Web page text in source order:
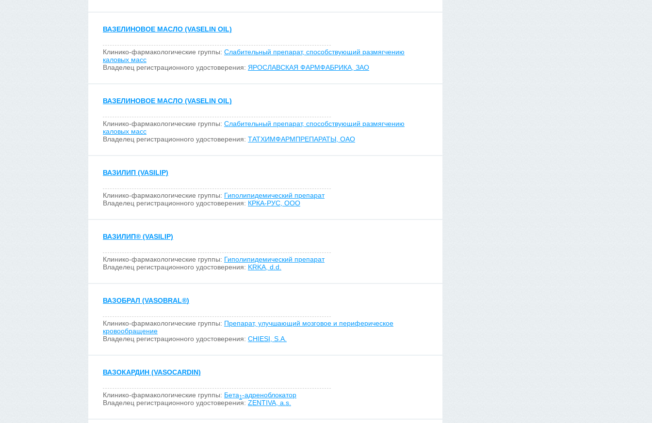
ВАЗЕЛИНОВОЕ МАСЛО (VASELIN OIL)
Клинико-фармакологические группы: Слабительный препарат, способствующий размягчению
каловых масс
Владелец регистрационного удостоверения: ЯРОСЛАВСКАЯ ФАРМФАБРИКА, ЗАО
ВАЗЕЛИНОВОЕ МАСЛО (VASELIN OIL)
Клинико-фармакологические группы: Слабительный препарат, способствующий размягчению
каловых масс
Владелец регистрационного удостоверения: ТАТХИМФАРМПРЕПАРАТЫ, ОАО
ВАЗИЛИП (VASILIP)
Клинико-фармакологические группы: Гиполипидемический препарат
Владелец регистрационного удостоверения: КРКА-РУС, ООО
ВАЗИЛИП® (VASILIP)
Клинико-фармакологические группы: Гиполипидемический препарат
Владелец регистрационного удостоверения: KRKA, d.d.
ВАЗОБРАЛ (VASOBRAL®)
Клинико-фармакологические группы: Препарат, улучшающий мозговое и периферическое
кровообращение
Владелец регистрационного удостоверения: CHIESI, S.A.
ВАЗОКАРДИН (VASOCARDIN)
Клинико-фармакологические группы: Бета1-адреноблокатор
Владелец регистрационного удостоверения: ZENTIVA, a.s.